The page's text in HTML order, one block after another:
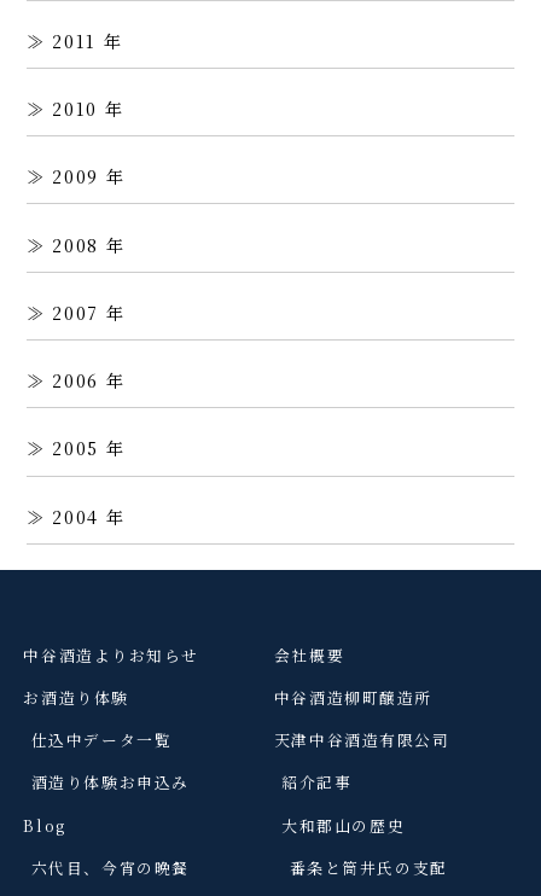
2011
2010
2009
2008
2007
2006
2005
2004
中谷酒造よりお知らせ
お酒造り体験
仕込中データ一覧
酒造り体験お申込み
Blog
六代目、今宵の晩餐
会社概要
中谷酒造柳町醸造所
天津中谷酒造有限公司
紹介記事
大和郡山の歴史
番条と筒井氏の支配